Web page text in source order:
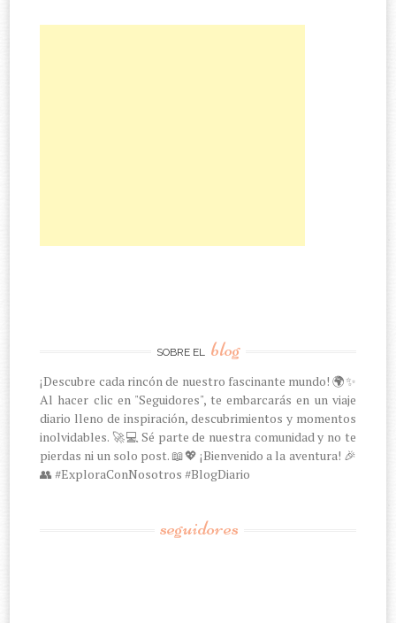
SOBRE EL blog
¡Descubre cada rincón de nuestro fascinante mundo! 🌍✨
Al hacer clic en "Seguidores", te embarcarás en un viaje
diario lleno de inspiración, descubrimientos y momentos
inolvidables. 🚀💻 Sé parte de nuestra comunidad y no te
pierdas ni un solo post. 📖💖 ¡Bienvenido a la aventura! 🎉
👥 #ExploraConNosotros #BlogDiario
seguidores